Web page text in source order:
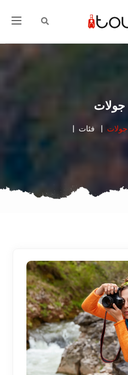
جولات
جولات فئات